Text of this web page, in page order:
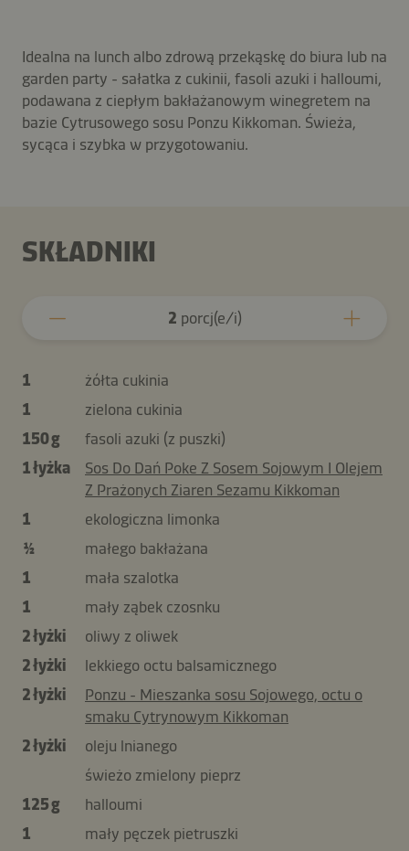
Idealna na lunch albo zdrową przekąskę do biura lub na
garden party - sałatka z cukinii, fasoli azuki i halloumi,
podawana z ciepłym bakłażanowym winegretem na
bazie Cytrusowego sosu Ponzu Kikkoman. Świeża,
sycąca i szybka w przygotowaniu.
SKŁADNIKI
2 porcj(e/i)
1
żółta cukinia
1
zielona cukinia
150 g
fasoli azuki (z puszki)
1 łyżka
Sos Do Dań Poke Z Sosem Sojowym I Olejem
Z Prażonych Ziaren Sezamu Kikkoman
1
ekologiczna limonka
½
małego bakłażana
1
mała szalotka
1
mały ząbek czosnku
2 łyżki
oliwy z oliwek
2 łyżki
lekkiego octu balsamicznego
2 łyżki
Ponzu - Mieszanka sosu Sojowego, octu o
smaku Cytrynowym Kikkoman
2 łyżki
oleju lnianego
świeżo zmielony pieprz
125 g
halloumi
1
mały pęczek pietruszki